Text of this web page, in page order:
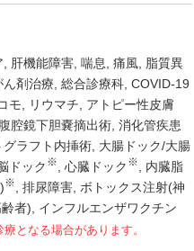
肝機能障害 喘息 痛風 脂質異
ん剤治療 総合診療科 COVID-19
モ リウマチ
アトピー性皮膚
腹腔鏡下胆嚢摘出術 消化管疾患
グラフト内挿術 大腸ドック/大腸
ドック ※ 心臓ドック ※
内臓脂
※ 排尿障害 ボトックス注射(神
者) インフルエンザワクチン
となる場合があります。